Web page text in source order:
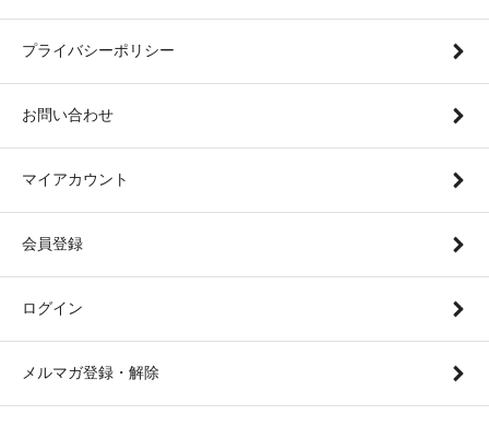
プライバシーポリシー
お問い合わせ
マイアカウント
会員登録
ログイン
メルマガ登録・解除